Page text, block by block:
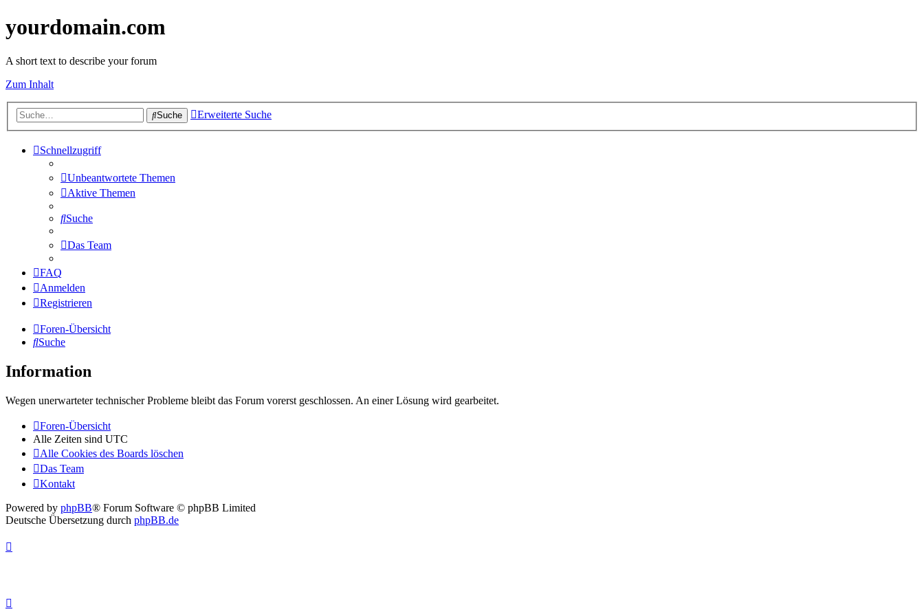
yourdomain.com
A short text to describe your forum
Zum Inhalt
Suche Erweiterte Suche
Schnellzugriff
Unbeantwortete Themen
Aktive Themen
Suche
Das Team
FAQ
Anmelden
Registrieren
Foren-Übersicht
Suche
Information
Wegen unerwarteter technischer Probleme bleibt das Forum vorerst geschlossen. An einer Lösung wird gearbeitet.
Foren-Übersicht
Alle Zeiten sind UTC
Alle Cookies des Boards löschen
Das Team
Kontakt
Powered by phpBB® Forum Software © phpBB Limited
Deutsche Übersetzung durch phpBB.de